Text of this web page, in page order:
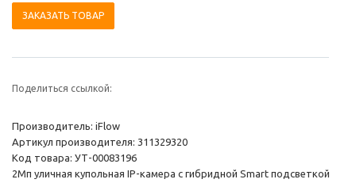
ЗАКАЗАТЬ ТОВАР
Поделиться ссылкой:
Производитель: iFlow
Артикул производителя: 311329320
Код товара: УТ-00083196
2Мп уличная купольная IP-камера с гибридной Smart подсветкой